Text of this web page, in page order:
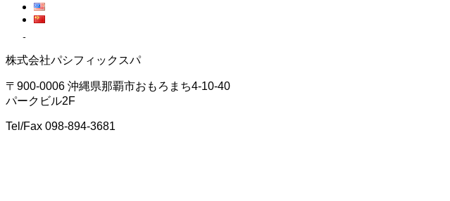
著作権について
会社概要
株式会社パシフィックスパ
〒900-0006 沖縄県那覇市おもろまち4-10-40
パークビル2F
Tel/Fax 098-894-3681